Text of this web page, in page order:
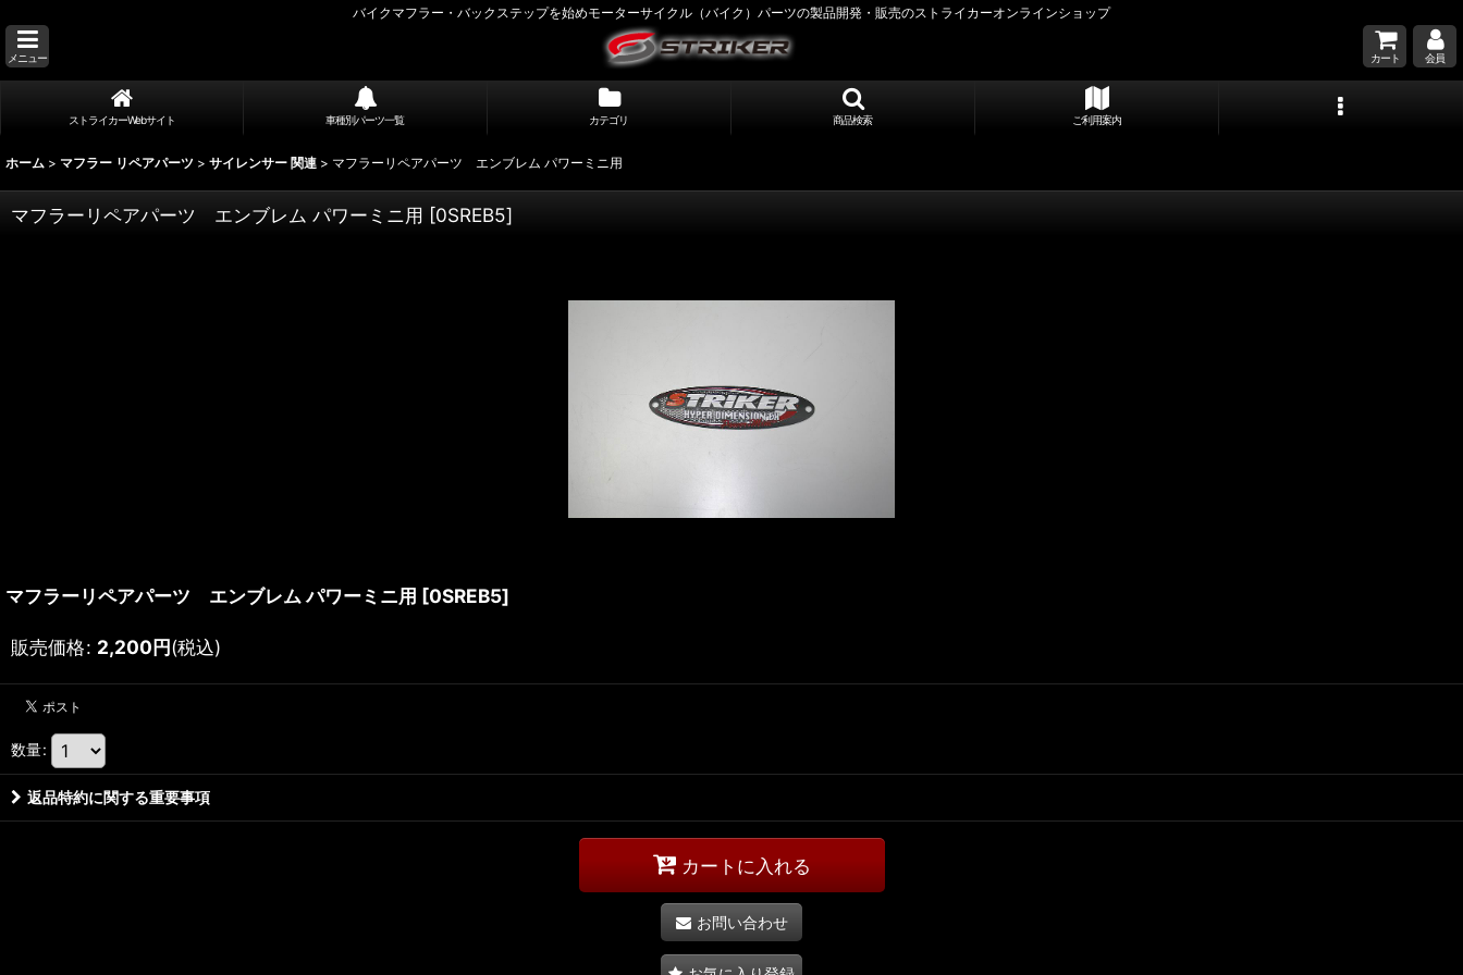
バイクマフラー・バックステップを始めモーターサイクル（バイク）パーツの製品開発・販売のストライカーオンラインショップ
メニュー カート 会員
ストライカーWebサイト 車種別パーツ一覧 カテゴリ 商品検索 ご利用案内
ホーム > マフラー リペアパーツ > サイレンサー 関連 > マフラーリペアパーツ エンブレム パワーミニ用
マフラーリペアパーツ エンブレム パワーミニ用 [0SREB5]
マフラーリペアパーツ エンブレム パワーミニ用 [0SREB5]
販売価格: 2,200円(税込)
数量:
返品特約に関する重要事項
カートに入れる
お問い合わせ